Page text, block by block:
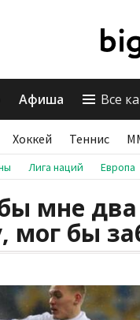
Афиша Все
Хоккей Теннис
Лига наций Европа
мне
мог бы